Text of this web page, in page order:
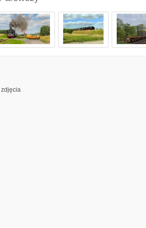
zdjęcia